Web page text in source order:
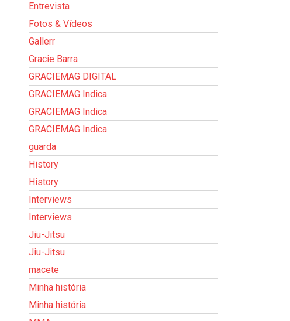
Entrevista
Fotos & Vídeos
Gallerr
Gracie Barra
GRACIEMAG DIGITAL
GRACIEMAG Indica
GRACIEMAG Indica
GRACIEMAG Indica
guarda
History
History
Interviews
Interviews
Jiu-Jitsu
Jiu-Jitsu
macete
Minha história
Minha história